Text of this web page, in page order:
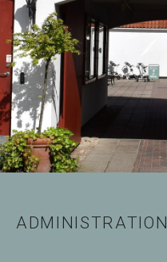
ADMINISTRATION